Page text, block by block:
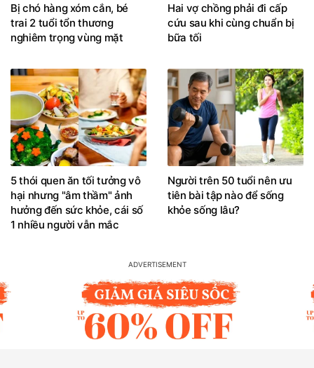
Bị chó hàng xóm cắn, bé
trai 2 tuổi tổn thương
nghiêm trọng vùng mặt
Hai vợ chồng phải đi cấp
cứu sau khi cùng chuẩn bị
bữa tối
5 thói quen ăn tối tưởng vô
hại nhưng "âm thầm" ảnh
hưởng đến sức khỏe, cái số
1 nhiều người vẫn mắc
Người trên 50 tuổi nên ưu
tiên bài tập nào để sống
khỏe sống lâu?